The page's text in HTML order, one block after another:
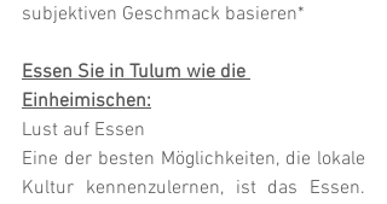
subjektiven Geschmack basieren*
Essen Sie in Tulum wie die
Einheimischen:
Lust auf Essen
Eine der besten Möglichkeiten, die lokale
Kultur kennenzulernen, ist das Essen.